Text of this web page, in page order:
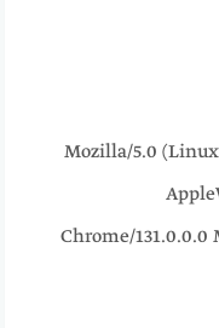
216.73.216.144 Mozilla/
Chrome/131.0.0.0